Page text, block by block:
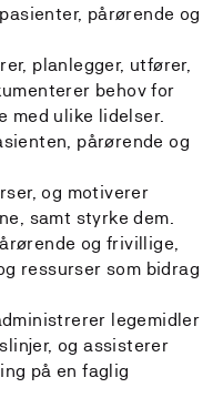
pårørende og
planlegger, utfører,
behov for
med ulike lidelser.
pårørende og
og motiverer
samt styrke dem.
og frivillige,
ressurser som bidrag
legemidler
og assisterer
på en faglig